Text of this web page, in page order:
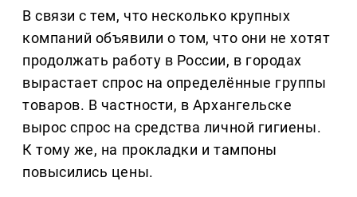
В связи с тем, что несколько крупных
компаний объявили о том, что они не хотят
продолжать работу в России, в городах
вырастает спрос на определённые группы
товаров. В частности, в Архангельске
вырос спрос на средства личной гигиены.
К тому же, на прокладки и тампоны
повысились цены.